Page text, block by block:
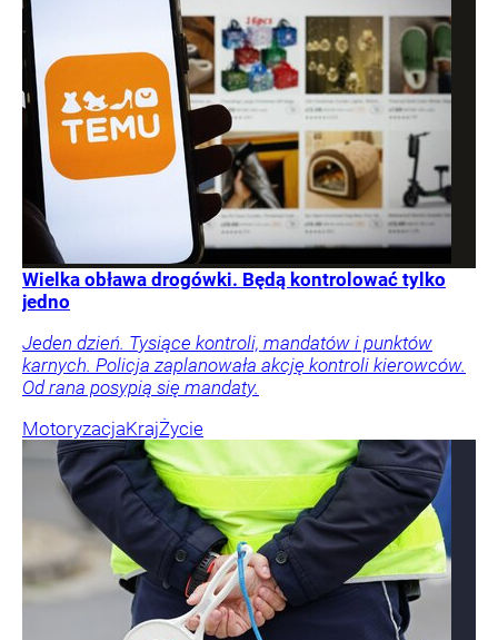
Wielka obława drogówki. Będą kontrolować tylko
jedno
Jeden dzień. Tysiące kontroli, mandatów i punktów
karnych. Policja zaplanowała akcję kontroli kierowców.
Od rana posypią się mandaty.
MotoryzacjaKrajŻycie